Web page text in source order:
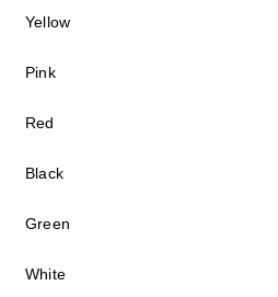
Yellow
Pink
Red
Black
Green
White